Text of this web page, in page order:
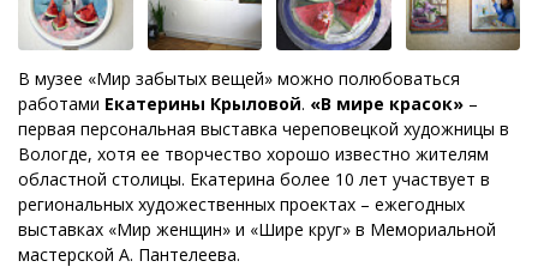
В музее «Мир забытых вещей» можно полюбоваться
работами Екатерины Крыловой. «В мире красок» –
первая персональная выставка череповецкой художницы в
Вологде, хотя ее творчество хорошо известно жителям
областной столицы. Екатерина более 10 лет участвует в
региональных художественных проектах – ежегодных
выставках «Мир женщин» и «Шире круг» в Мемориальной
мастерской А. Пантелеева.